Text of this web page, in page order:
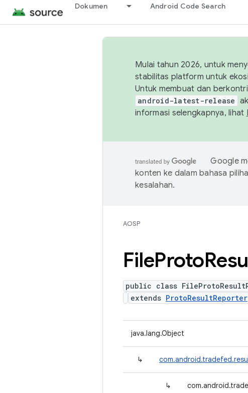
Dokumen Android Code Search
Mulai tahun 2026, untuk
stabilitas platform untuk
Untuk membuat dan
android-latest-release
informasi selengkapnya, lihat
Google
konten ke dalam bahasa
kesalahan.
AOSP
FileProto
public class
extends ProtoResultReporter
java.lang.Object
↳
↳